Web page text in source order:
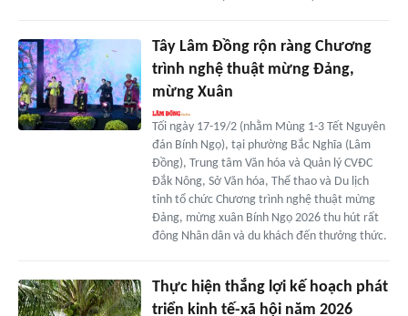
Tây Lâm Đồng rộn ràng Chương
trình nghệ thuật mừng Đảng,
mừng Xuân
Tối ngày 17-19/2 (nhằm Mùng 1-3 Tết Nguyên
đán Bính Ngọ), tại phường Bắc Nghĩa (Lâm
Đồng), Trung tâm Văn hóa và Quản lý CVĐC
Đắk Nông, Sở Văn hóa, Thể thao và Du lịch
tỉnh tổ chức Chương trình nghệ thuật mừng
Đảng, mừng xuân Bính Ngọ 2026 thu hút rất
đông Nhân dân và du khách đến thưởng thức.
Thực hiện thắng lợi kế hoạch phát
triển kinh tế-xã hội năm 2026